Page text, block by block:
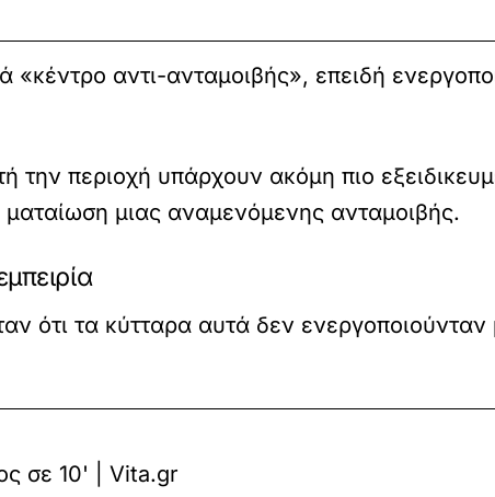
αντι-ανταμοιβής», επειδή
την περιοχή υπάρχουν ακόμη πιο
μιας αναμενόμενης ανταμοιβής.
ότι τα κύτταρα αυτά δεν ενεργοποιούνταν
σε 10' | Vita.gr